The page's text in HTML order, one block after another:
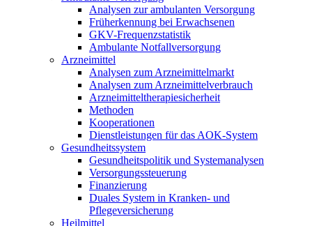
Analysen zur ambulanten Versorgung
Früherkennung bei Erwachsenen
GKV-Frequenzstatistik
Ambulante Notfallversorgung
Arzneimittel
Analysen zum Arzneimittelmarkt
Analysen zum Arzneimittelverbrauch
Arzneimitteltherapiesicherheit
Methoden
Kooperationen
Dienstleistungen für das AOK-System
Gesundheitssystem
Gesundheitspolitik und Systemanalysen
Versorgungssteuerung
Finanzierung
Duales System in Kranken- und
Pflegeversicherung
Heilmittel